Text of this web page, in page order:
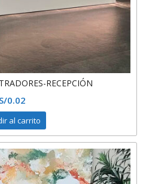
RECEPCIÓN
S/0.02
al carrito